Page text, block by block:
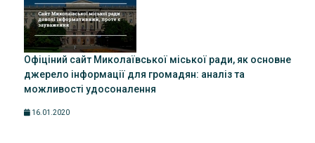
Офіціний сайт Миколаївської міської ради, як основне
джерело інформації для громадян: аналіз та
можливості удосоналення
16.01.2020